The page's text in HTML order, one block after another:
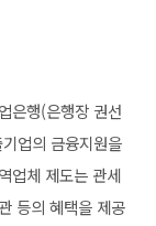
은행(은행장 권선
업의 금융지원을
업체 제도는 관세
등의 혜택을 제공